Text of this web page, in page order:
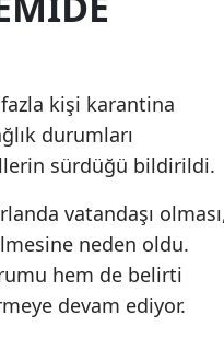
kişi karantina
durumları
sürdüğü bildirildi.
vatandaşı
neden oldu.
hem de belirti
devam ediyor.